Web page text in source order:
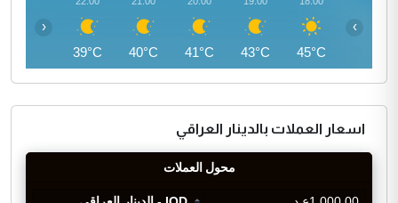
45°C
43°C
41°C
40°C
39°C
‹ ›
اسعار العملات بالدينار العراقي